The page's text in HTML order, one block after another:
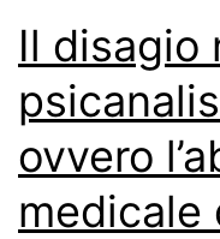
Il disagio
ovvero
medicale